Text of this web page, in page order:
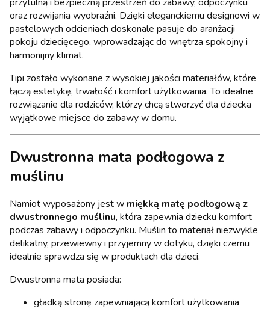
oraz rozwijania wyobraźni. Dzięki eleganckiemu designowi w
pastelowych odcieniach doskonale pasuje do aranżacji
pokoju dziecięcego, wprowadzając do wnętrza spokojny i
harmonijny klimat.
Tipi zostało wykonane z wysokiej jakości materiałów, które
łączą estetykę, trwałość i komfort użytkowania. To idealne
rozwiązanie dla rodziców, którzy chcą stworzyć dla dziecka
wyjątkowe miejsce do zabawy w domu.
Dwustronna mata podłogowa z
muślinu
Namiot wyposażony jest w miękką matę podłogową z
dwustronnego muślinu, która zapewnia dziecku komfort
podczas zabawy i odpoczynku. Muślin to materiał niezwykle
delikatny, przewiewny i przyjemny w dotyku, dzięki czemu
idealnie sprawdza się w produktach dla dzieci.
Dwustronna mata posiada:
gładką stronę zapewniającą komfort użytkowania